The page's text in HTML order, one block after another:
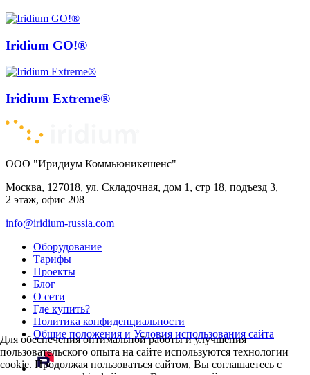
Iridium GO!®
Iridium Extreme®
ООО "Иридиум Коммьюникешенс"
Москва, 127018, ул. Складочная, дом 1, стр 18, подъезд 3,
2 этаж, офис 208
info@iridium-russia.com
Оборудование
Тарифы
Проекты
Блог
О сети
Где купить?
Политика конфиденциальности
Общие положения и Условия использования сайта
Для обеспечения оптимальной работы и улучшения
пользовательского опыта на сайте используются технологии
cookie. Продолжая пользоваться сайтом, Вы соглашаетесь с